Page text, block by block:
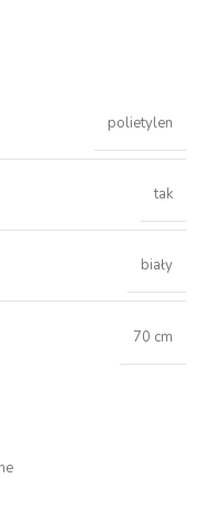
polietylen
tak
biały
70 cm